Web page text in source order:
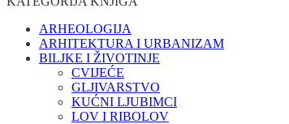
ARHEOLOGIJA
ARHITEKTURA I URBANIZAM
BILJKE I ŽIVOTINJE
CVIJEĆE
GLJIVARSTVO
KUĆNI LJUBIMCI
LOV I RIBOLOV